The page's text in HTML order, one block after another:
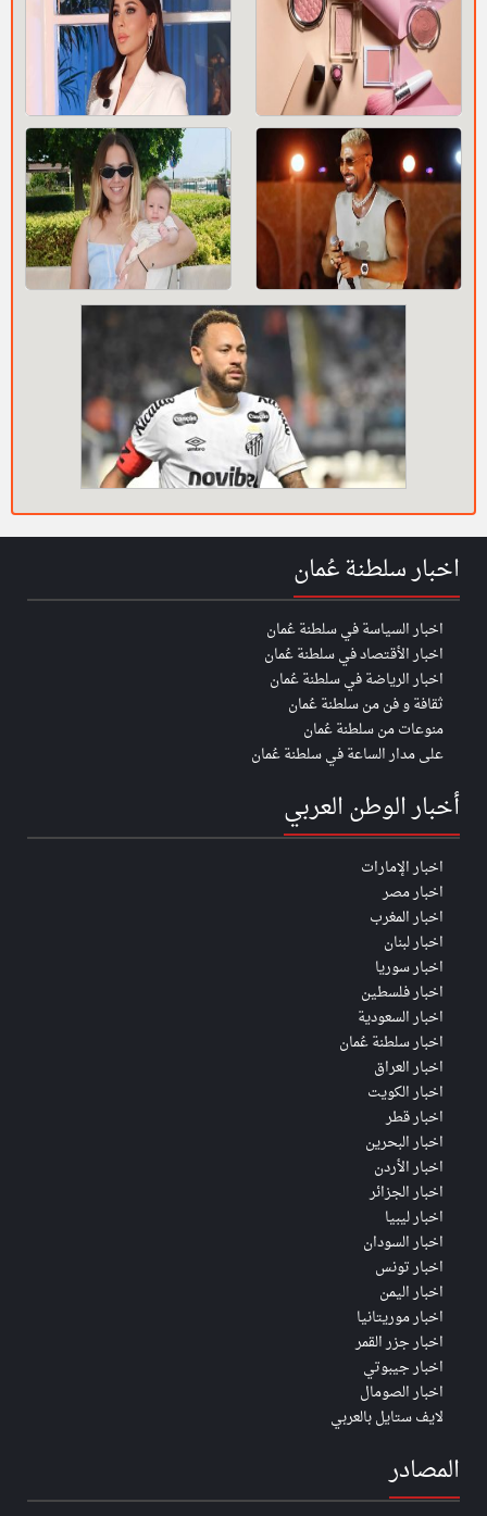
اخبار سلطنة عُمان
اخبار السياسة في سلطنة عُمان
اخبار الأقتصاد في سلطنة عُمان
اخبار الرياضة في سلطنة عُمان
ثقافة و فن من سلطنة عُمان
منوعات من سلطنة عُمان
على مدار الساعة في سلطنة عُمان
أخبار الوطن العربي
اخبار الإمارات
اخبار مصر
اخبار المغرب
اخبار لبنان
اخبار سوريا
اخبار فلسطين
اخبار السعودية
اخبار سلطنة عُمان
اخبار العراق
اخبار الكويت
اخبار قطر
اخبار البحرين
اخبار الأردن
اخبار الجزائر
اخبار ليبيا
اخبار السودان
اخبار تونس
اخبار اليمن
اخبار موريتانيا
اخبار جزر القمر
اخبار جيبوتي
اخبار الصومال
لايف ستايل بالعربي
المصادر